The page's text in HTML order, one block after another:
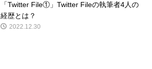
「Twitter File①」Twitter Fileの執筆者4人の
経歴とは？
2022.12.30